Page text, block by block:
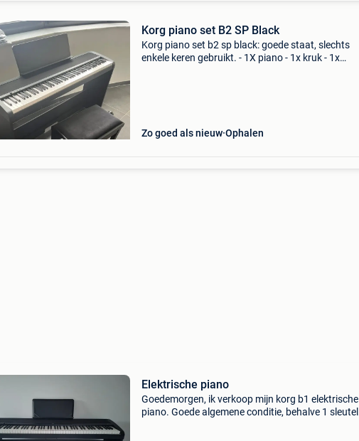
Korg piano set B2 SP Black
Korg piano set b2 sp black: goede staat, slechts
enkele keren gebruikt. - 1X piano - 1x kruk - 1x
Zo goed als nieuw Ophalen
Elektrische piano
Goedemorgen, ik verkoop mijn korg b1 elektrische
piano. Goede algemene conditie, behalve 1 sleutel